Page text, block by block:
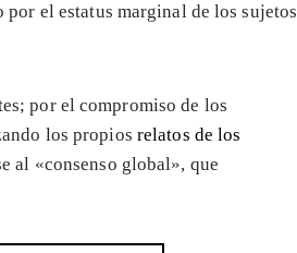
el estatus marginal de los sujetos
por el compromiso de los
los propios relatos de los
al «consenso global», que